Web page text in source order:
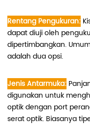
Rentang Pengukuran:
dapat diuji oleh
dipertimbangkan.
adalah dua opsi.
Jenis Antarmuka:
digunakan untuk
optik dengan port
serat optik. Biasanya